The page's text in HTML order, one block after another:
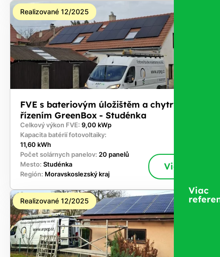
Realizované 12/2025
FVE s bateriovým úložištěm a chytrým
řízením GreenBox - Studénka
Celkový výkon FVE: 9,00 kWp
Kapacita batérií fotovoltaiky:
11,60 kWh
Počet solárnych panelov: 20 panelů
Mesto: Studénka
Región: Moravskoslezský kraj
Viac
Realizované 12/2025
Viac